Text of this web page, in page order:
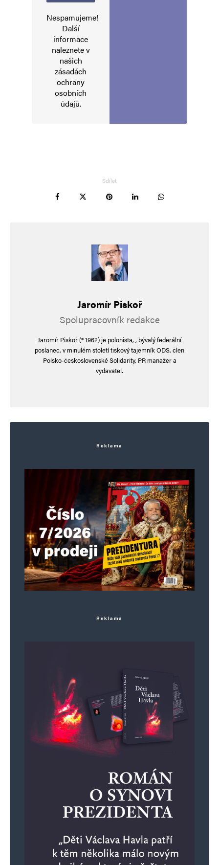
Nespamujeme!
Další
informace
naleznete v
našich
zásadách
ochrany
osobních
údajů.
Sdílet
Jaromír Piskoř
Spolupracovník redakce
Jaromír Piskoř (* 1962) je polonista, , bývalý federální
poslanec, v minulém století tiskový tajemník ODS, člen
Polsko-československé Solidarity, PR manažer a
vydavatel.
Reklama
Reklama